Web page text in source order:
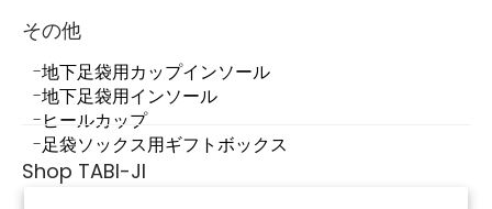
その他
地下足袋用カップインソール
地下足袋用インソール
ヒールカップ
足袋ソックス用ギフトボックス
Shop TABI-JI